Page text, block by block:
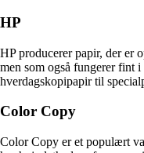
HP
HP producerer papir, der er
men som også fungerer fint
hverdagskopipapir til
Color Copy
Color Copy er et populært